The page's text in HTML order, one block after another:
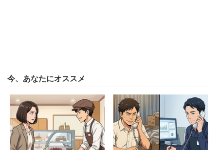
ち着いた環境を重視する層の受け皿となっている。
今回のランキングでは、総合1位から5位までが昨年と同様
の結果となった。テレワークの普及などで住まいの選択肢
が広がったとされる昨今だが、今後も、自治体独自の支援
今、あなたにオススメ